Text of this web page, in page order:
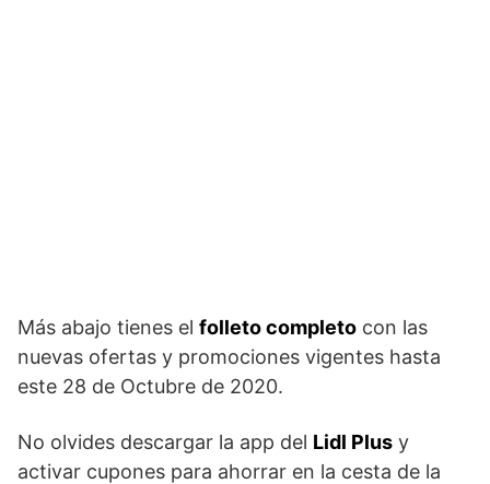
Más abajo tienes el folleto completo con las
nuevas ofertas y promociones vigentes hasta
este 28 de Octubre de 2020.
No olvides descargar la app del Lidl Plus y
activar cupones para ahorrar en la cesta de la